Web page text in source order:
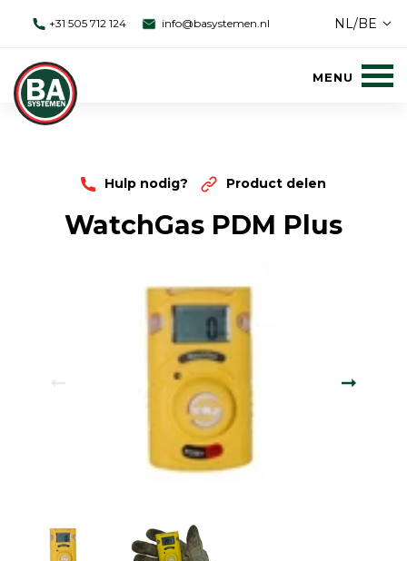
+31 505 712 124 info@basystemen.nl NL/BE
Hulp nodig? Product delen
WatchGas PDM Plus